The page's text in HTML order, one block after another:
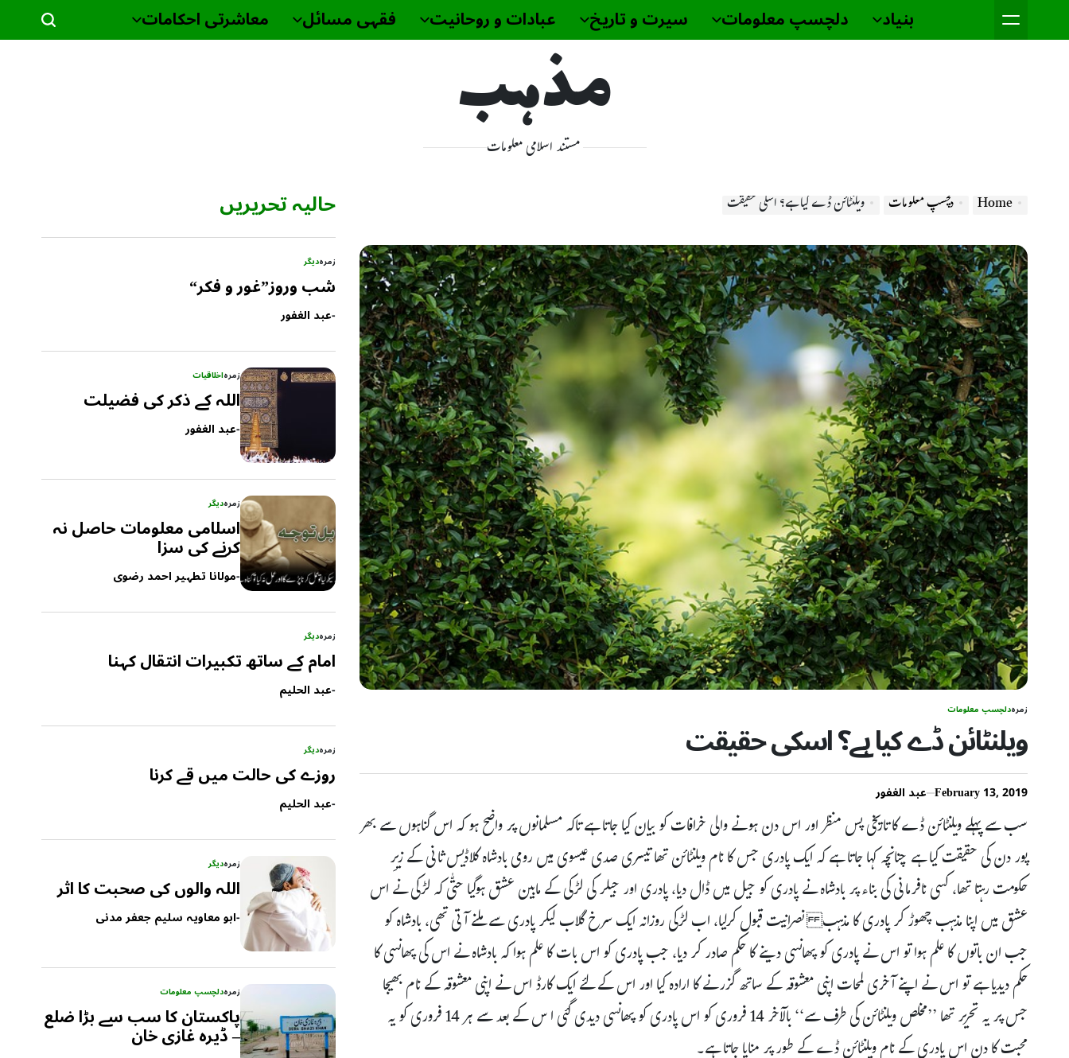
to
بنیاد دلچسپ معلومات سیرت و تاریخ عبادات و روحانیت فقہی مسائل معاشرتی احکامات
مذہب
مستند اسلامی معلومات
Home دلچسپ معلومات ویلنٹائن ڈے کیا ہے؟ اسکی حقیقت
زمرہدلچسپ معلومات
ویلنٹائن ڈے کیا ہے؟ اسکی حقیقت
February 13, 2019 عبد الغفور
سب سے پہلے ویلنٹائن ڈے کا تاریخی پس منظر اور اس دن ہونے والی خرافات کو بیان کیا جاتا ہے تاکہ مسلمانوں پر واضح ہو کہ اس گناہوں سے بھر
پور دن کی حقیقت کیا ہے چنانچہ کہا جاتا ہے کہ ایک پادری جس کا نام ویلنٹائن تھا تیسری صدی عیسوی میں رومی بادشاہ کلاڈیس ثانی کے زیرِ
حکومت رہتا تھا، کسی نافرمانی کی بناء پر بادشاہ نے پادری کو جیل میں ڈال دیا، پادری اور جیلر کی لڑکی کے مابین عشق ہوگیا حتّٰی کہ لڑکی نے اس
عشق میں اپنا مذہب چھوڑ کر پادری کا مذہب نصرانیت قبول کرلیا، اب لڑکی روزانہ ایک سرخ گلاب لیکر پادری سے ملنے آتی تھی، بادشاہ کو
جب ان باتوں کا علم ہوا تو اس نے پادری کو پھانسی دینے کا حکم صادر کر دیا، جب پادری کو اس بات کا علم ہوا کہ بادشاہ نے اس کی پھانسی کا
حکم دیدیا ہے تو اس نے اپنے آخری لمحات اپنی معشوقہ کے ساتھ گزرنے کا ارادہ کیا اور اس کے لئے ایک کارڈ اس نے اپنی معشوقہ کے نام بھیجا
جس پر یہ تحریر تھا ’’مخلص ویلنٹائن کی طرف سے‘‘ بالآخر 14 فروری کو اس پادری کو پھانسی دیدی گئی ا س کے بعد سے ہر 14 فروری کو یہ
حالیہ تحریریں
زمرہدیگر
شب وروز”غور و فکر“
-عبد الغفور
زمرہاخلاقیات
اللہ کے ذکر کی فضیلت
-عبد الغفور
زمرہدیگر
اسلامی معلومات حاصل نہ
کرنے کی سزا
-مولانا تطہیر احمد رضوی
زمرہدیگر
امام کے ساتھ تکبیرات انتقال کہنا
-عبد الحلیم
زمرہدیگر
روزے کی حالت میں قے کرنا
-عبد الحلیم
زمرہدیگر
اللہ والوں کی صحبت کا اثر
-ابو معاویہ سلیم جعفر مدنی
زمرہدلچسپ معلومات
پاکستان کا سب سے بڑا ضلع
– ڈیرہ غازی خان